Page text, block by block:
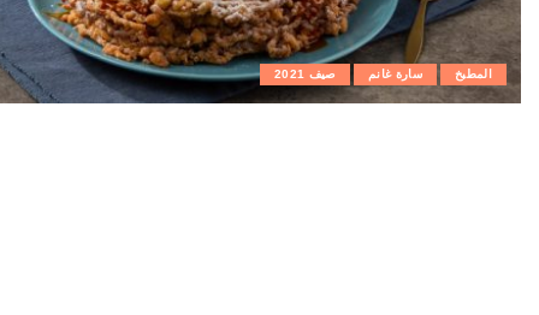
المطبخ سارة غانم صيف 2021